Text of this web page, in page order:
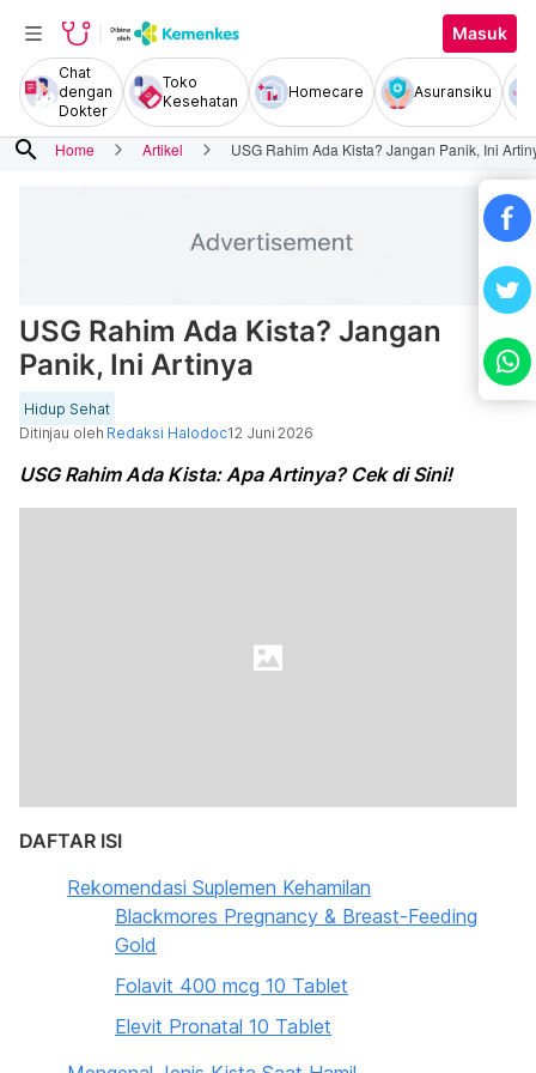
Masuk
Chat
dengan
Dokter
Toko
Kesehatan
Homecare Asuransiku
search Home Artikel USG Rahim Ada Kista? Jangan Panik, Ini
USG Rahim Ada Kista? Jangan
Panik, Ini Artinya
Hidup Sehat
Ditinjau oleh Redaksi Halodoc12 Juni 2026
USG Rahim Ada Kista: Apa Artinya? Cek di Sini!
DAFTAR ISI
Rekomendasi Suplemen Kehamilan
Blackmores Pregnancy & Breast-Feeding
Gold
Folavit 400 mcg 10 Tablet
Elevit Pronatal 10 Tablet